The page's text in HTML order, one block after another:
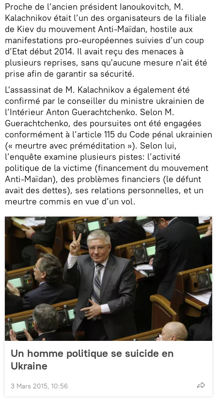
Proche de l’ancien président Ianoukovitch, M.
Kalachnikov était l’un des organisateurs de la filiale
de Kiev du mouvement Anti-Maïdan, hostile aux
manifestations pro-européennes suivies d’un coup
d’Etat début 2014. Il avait reçu des menaces à
plusieurs reprises, sans qu'aucune mesure n'ait été
prise afin de garantir sa sécurité.
L'assassinat de M. Kalachnikov a également été
confirmé par le conseiller du ministre ukrainien de
l’Intérieur Anton Guerachtchenko. Selon M.
Guerachtchenko, des poursuites ont été engagées
conformément à l’article 115 du Code pénal ukrainien
(« meurtre avec préméditation »). Selon lui,
l’enquête examine plusieurs pistes: l’activité
politique de la victime (financement du mouvement
Anti-Maïdan), des problèmes financiers (le défunt
avait des dettes), ses relations personnelles, et un
meurtre commis en vue d’un vol.
Un homme politique se suicide en
Ukraine
3 Mars 2015, 10:56